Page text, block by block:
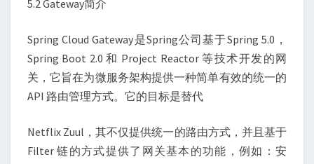
5.2 Gateway简介
Spring Cloud Gateway是Spring公司基于Spring 5.0，
Spring Boot 2.0 和 Project Reactor 等技术开发的网
关，它旨在为微服务架构提供一种简单有效的统一的
API 路由管理方式。它的目标是替代
Netflix Zuul，其不仅提供统一的路由方式，并且基于
Filter 链的方式提供了网关基本的功能，例如：安